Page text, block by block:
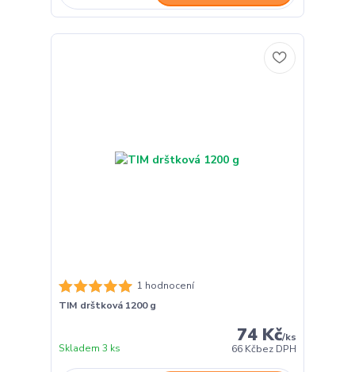
1 hodnocení
TIM drštková 1200 g
74 Kč/ks
66 Kčbez DPH
Skladem 3 ks